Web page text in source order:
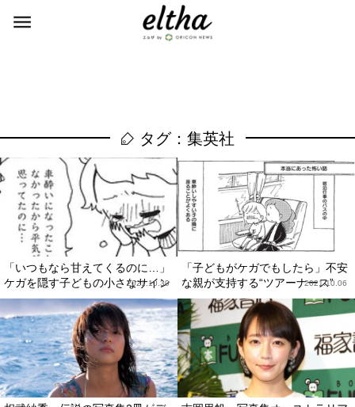
タグ：集英社
「いつもなら甘えてくるのに…」
ケガを隠す子どもの小さなサイン
2021.10.30
「子どもがケガでもしたら」不安
な親が支持する“ツアーナース”
2021.10.06